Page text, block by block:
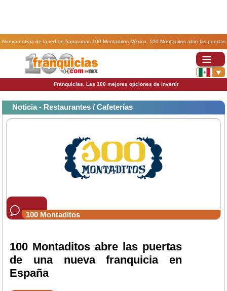
Nueva noticia de la red de franquicias 100 Montaditos México. 100 Montaditos abre las puertas
de una nueva franquicia en España.
Franquicias. Las 100 mejores opciones de invertir
Noticia - Restaurantes / Cafeterías
100 Montaditos
100 Montaditos abre las puertas
de una nueva franquicia en
España